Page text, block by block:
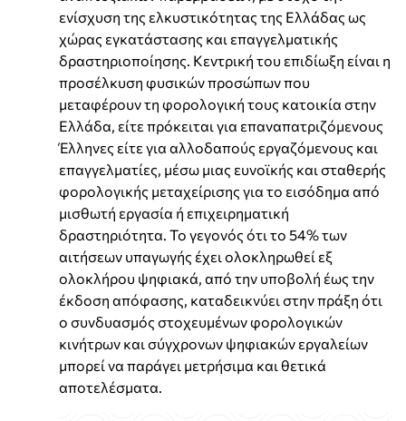
ενίσχυση της ελκυστικότητας της Ελλάδας ως
χώρας εγκατάστασης και επαγγελματικής
δραστηριοποίησης. Κεντρική του επιδίωξη είναι η
προσέλκυση φυσικών προσώπων που
μεταφέρουν τη φορολογική τους κατοικία στην
Ελλάδα, είτε πρόκειται για επαναπατριζόμενους
Έλληνες είτε για αλλοδαπούς εργαζόμενους και
επαγγελματίες, μέσω μιας ευνοϊκής και σταθερής
φορολογικής μεταχείρισης για το εισόδημα από
μισθωτή εργασία ή επιχειρηματική
δραστηριότητα. Το γεγονός ότι το 54% των
αιτήσεων υπαγωγής έχει ολοκληρωθεί εξ
ολοκλήρου ψηφιακά, από την υποβολή έως την
έκδοση απόφασης, καταδεικνύει στην πράξη ότι
ο συνδυασμός στοχευμένων φορολογικών
κινήτρων και σύγχρονων ψηφιακών εργαλείων
μπορεί να παράγει μετρήσιμα και θετικά
αποτελέσματα.